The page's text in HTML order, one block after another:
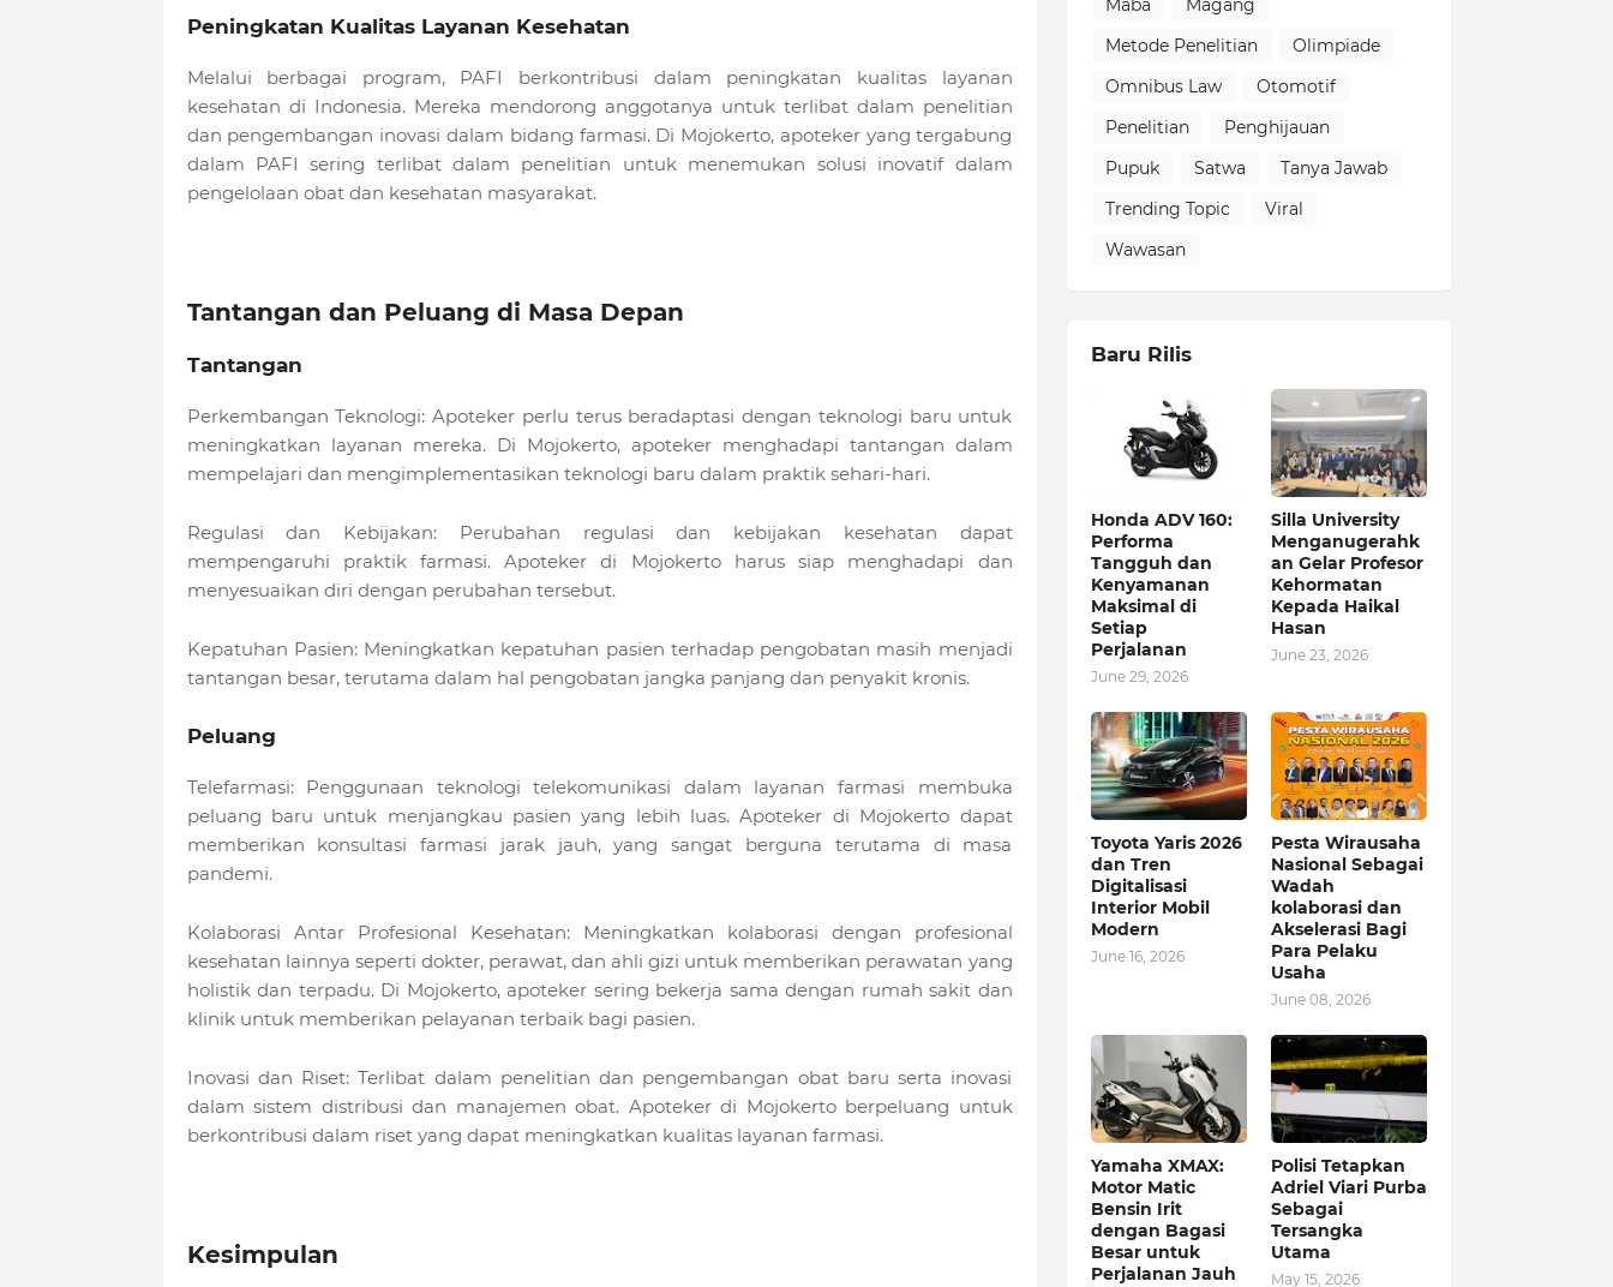
Peningkatan Kualitas Layanan Kesehatan
Melalui berbagai program, PAFI berkontribusi dalam peningkatan kualitas layanan
kesehatan di Indonesia. Mereka mendorong anggotanya untuk terlibat dalam penelitian
dan pengembangan inovasi dalam bidang farmasi. Di Mojokerto, apoteker yang tergabung
dalam PAFI sering terlibat dalam penelitian untuk menemukan solusi inovatif dalam
pengelolaan obat dan kesehatan masyarakat.
Tantangan dan Peluang di Masa Depan
Tantangan
Perkembangan Teknologi: Apoteker perlu terus beradaptasi dengan teknologi baru untuk
meningkatkan layanan mereka. Di Mojokerto, apoteker menghadapi tantangan dalam
mempelajari dan mengimplementasikan teknologi baru dalam praktik sehari-hari.
Regulasi dan Kebijakan: Perubahan regulasi dan kebijakan kesehatan dapat
mempengaruhi praktik farmasi. Apoteker di Mojokerto harus siap menghadapi dan
menyesuaikan diri dengan perubahan tersebut.
Kepatuhan Pasien: Meningkatkan kepatuhan pasien terhadap pengobatan masih menjadi
tantangan besar, terutama dalam hal pengobatan jangka panjang dan penyakit kronis.
Peluang
Telefarmasi: Penggunaan teknologi telekomunikasi dalam layanan farmasi membuka
peluang baru untuk menjangkau pasien yang lebih luas. Apoteker di Mojokerto dapat
memberikan konsultasi farmasi jarak jauh, yang sangat berguna terutama di masa
pandemi.
Kolaborasi Antar Profesional Kesehatan: Meningkatkan kolaborasi dengan profesional
kesehatan lainnya seperti dokter, perawat, dan ahli gizi untuk memberikan perawatan yang
holistik dan terpadu. Di Mojokerto, apoteker sering bekerja sama dengan rumah sakit dan
klinik untuk memberikan pelayanan terbaik bagi pasien.
Inovasi dan Riset: Terlibat dalam penelitian dan pengembangan obat baru serta inovasi
dalam sistem distribusi dan manajemen obat. Apoteker di Mojokerto berpeluang untuk
berkontribusi dalam riset yang dapat meningkatkan kualitas layanan farmasi.
Kesimpulan
Metode Penelitian
Olimpiade
Omnibus Law
Otomotif
Penelitian
Penghijauan
Pupuk
Satwa
Tanya Jawab
Trending Topic
Viral
Wawasan
Baru Rilis
Honda ADV 160:
Performa
Tangguh dan
Kenyamanan
Maksimal di
Setiap
Perjalanan
June 29, 2026
Silla University
Menganugerahk
an Gelar Profesor
Kehormatan
Kepada Haikal
Hasan
June 23, 2026
Toyota Yaris 2026
dan Tren
Digitalisasi
Interior Mobil
Modern
June 16, 2026
Pesta Wirausaha
Nasional Sebagai
Wadah
kolaborasi dan
Akselerasi Bagi
Para Pelaku
Usaha
June 08, 2026
Yamaha XMAX:
Motor Matic
Bensin Irit
dengan Bagasi
Besar untuk
Perjalanan Jauh
Polisi Tetapkan
Adriel Viari Purba
Sebagai
Tersangka
Utama
May 15, 2026